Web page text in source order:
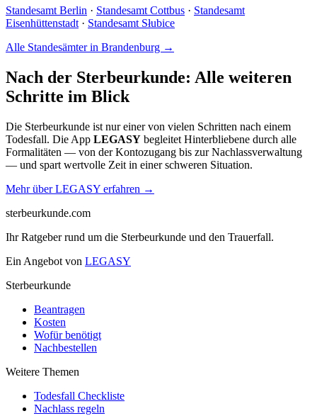
Standesamt Berlin · Standesamt Cottbus · Standesamt
Eisenhüttenstadt · Standesamt Słubice
Alle Standesämter in Brandenburg →
Nach der Sterbeurkunde: Alle weiteren
Schritte im Blick
Die Sterbeurkunde ist nur einer von vielen Schritten nach einem
Todesfall. Die App LEGASY begleitet Hinterbliebene durch alle
Formalitäten — von der Kontozugang bis zur Nachlassverwaltung
— und spart wertvolle Zeit in einer schweren Situation.
Mehr über LEGASY erfahren →
sterbeurkunde.com
Ihr Ratgeber rund um die Sterbeurkunde und den Trauerfall.
Ein Angebot von LEGASY
Sterbeurkunde
Beantragen
Kosten
Wofür benötigt
Nachbestellen
Weitere Themen
Todesfall Checkliste
Nachlass regeln